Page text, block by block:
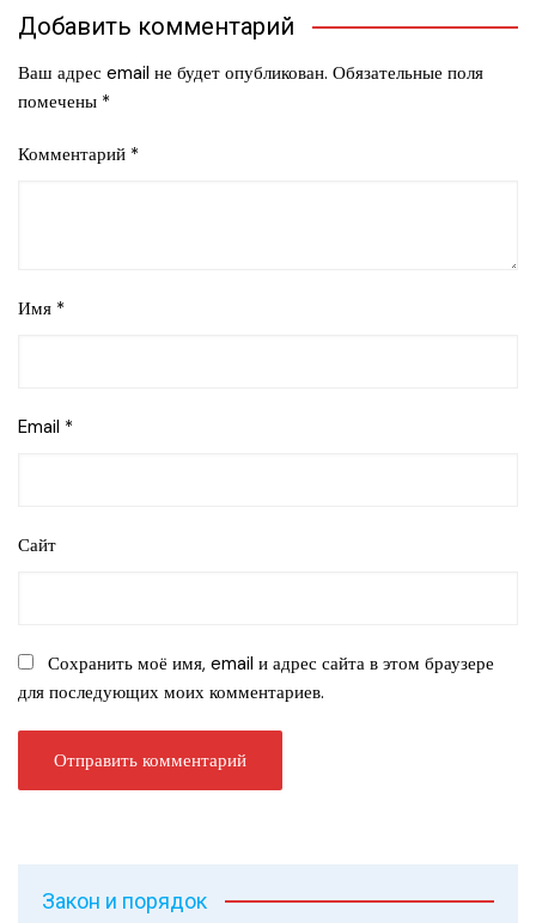
Добавить комментарий
Ваш адрес email не будет опубликован. Обязательные поля
помечены *
Комментарий *
Имя *
Email *
Сайт
Сохранить моё имя, email и адрес сайта в этом браузере
для последующих моих комментариев.
Закон и порядок